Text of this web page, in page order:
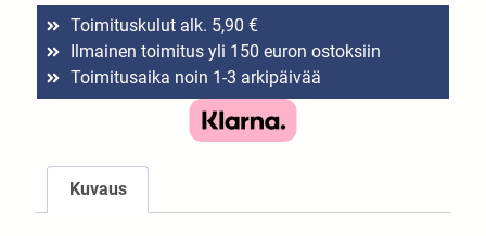
Toimituskulut alk. 5,90 €
Ilmainen toimitus yli 150 euron ostoksiin
Toimitusaika noin 1-3 arkipäivää
Kuvaus